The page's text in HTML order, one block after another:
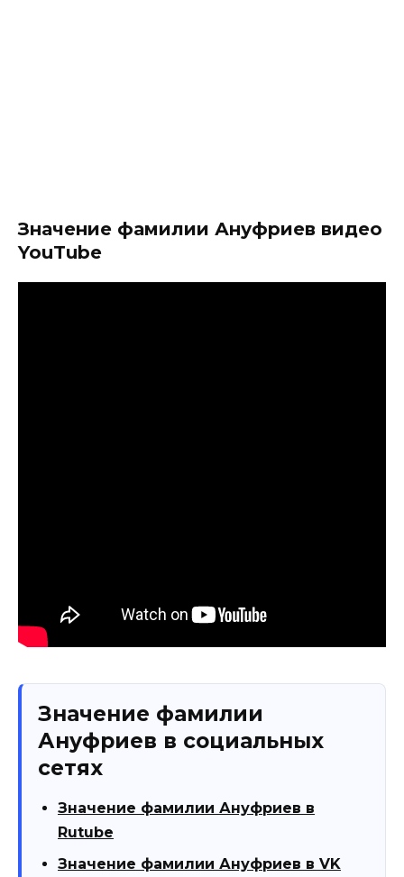
Значение фамилии Ануфриев видео
YouTube
Значение фамилии
Ануфриев в социальных
сетях
Значение фамилии Ануфриев в
Rutube
Значение фамилии Ануфриев в VK